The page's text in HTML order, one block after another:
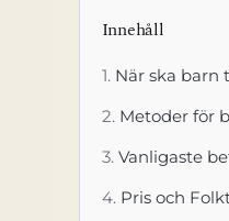
Innehåll
När ska barn
Metoder för
Vanligaste
Pris och